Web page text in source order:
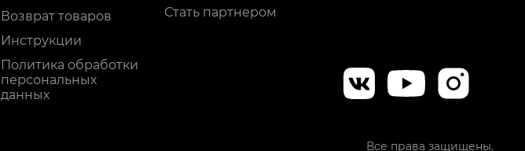
Возврат товаров
Инструкции
Политика обработки
персональных
данных
Стать партнером
Все права защищены.